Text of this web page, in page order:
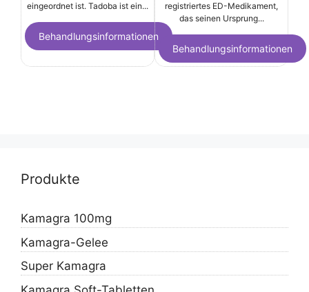
eingeordnet ist. Tadoba ist ein...
Behandlungsinformationen
registriertes ED-Medikament,
das seinen Ursprung...
Behandlungsinformationen
Produkte
Kamagra 100mg
Kamagra-Gelee
Super Kamagra